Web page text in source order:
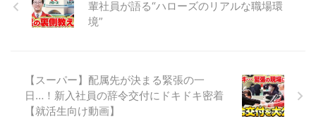
輩社員が語る“ハローズのリアルな職場環
境”
【スーパー】配属先が決まる緊張の一
日…！新入社員の辞令交付にドキドキ密着
【就活生向け動画】